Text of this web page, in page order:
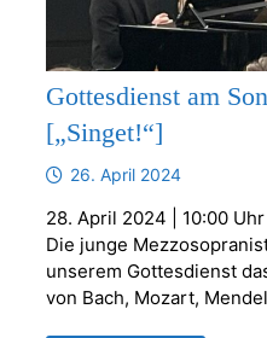
Gottesdienst am
[„Singet!“]
26. April 2024
28. April 2024 | 10:00 Uhr
Die junge
unserem Gottesdienst
von Bach, Mozart,